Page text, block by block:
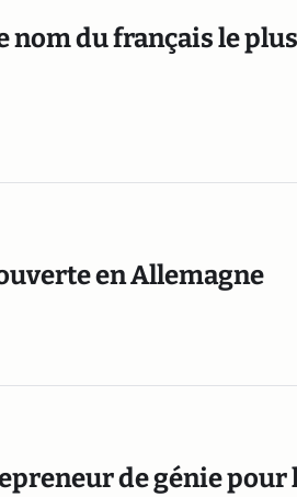
nom du français le plus
en Allemagne
de génie pour